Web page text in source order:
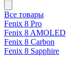
Все товары
Fenix 8 Pro
Fenix 8 AMOLED
Fenix 8 Carbon
Fenix 8 Sapphire